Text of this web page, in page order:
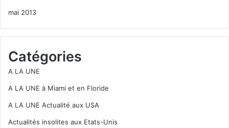
mai 2013
Catégories
A LA UNE
A LA UNE à Miami et en Floride
A LA UNE Actualité aux USA
Actualités insolites aux Etats-Unis